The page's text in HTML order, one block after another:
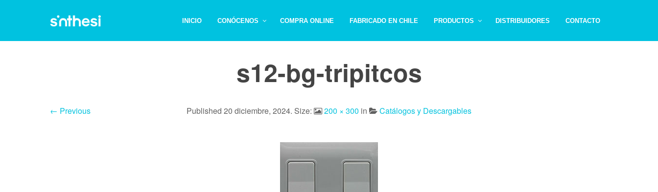
INICIO CONÓCENOS COMPRA ONLINE FABRICADO EN CHILE PRODUCTOS DISTRIBUIDORES CONTACTO
s12-bg-tripitcos
Published 20 diciembre, 2024. Size: 200 × 300 in Catálogos y Descargables
← Previous